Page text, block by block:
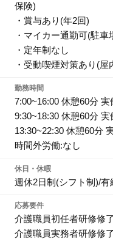
保険)
・賞与あり(年2回)
・マイカー通勤可(駐車
・定年制なし
・受動喫煙対策あり(屋
勤務時間
7:00~16:00 休憩60分 実
9:30~18:30 休憩60分 実
13:30~22:30 休憩60分
時間外労働:なし
休日・休暇
週休2日制(シフト制)/有
応募要件
介護職員初任者研修修
介護職員実務者研修修